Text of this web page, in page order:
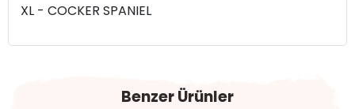
XL - COCKER SPANIEL
Benzer Ürünler